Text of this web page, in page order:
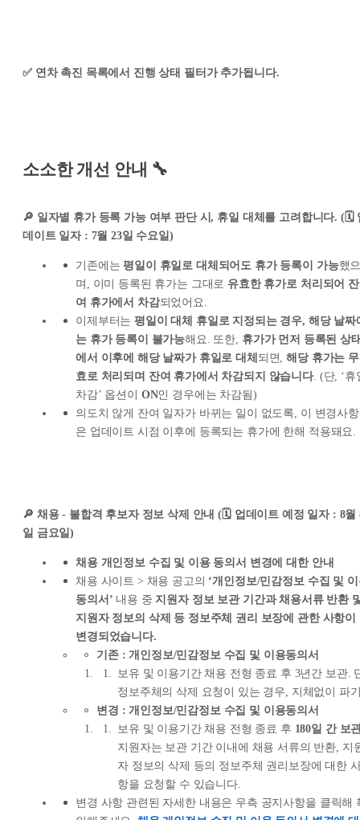
✅ 연차 촉진 목록에서 진행 상태 필터가 추가됩니다.
소소한 개선 안내 🔧
🔎 일자별 휴가 등록 가능 여부 판단 시, 휴일 대체를 고려합니다. (🗓️
데이트 일자 : 7월 23일 수요일)
기존에는평일이 휴일로 대체되어도 휴가 등록이 가능했
며, 이미 등록된 휴가는 그대로 유효한 휴가로 처리되어 잔
여 휴가에서 차감되었어요.
이제부터는평일이 대체 휴일로 지정되는 경우, 해당 날짜
는 휴가 등록이 불가능해요. 또한, 휴가가 먼저 등록된 상
에서 이후에 해당 날짜가 휴일로 대체 되면,해당 휴가는 무
효로 처리되며 잔여 휴가에서 차감되지 않습니다. (단, ‘휴
차감’ 옵션이 ON인 경우에는 차감됨)
의도치 않게 잔여 일자가 바뀌는 일이 없도록, 이 변경사항
은 업데이트 시점 이후에 등록되는 휴가에 한해 적용돼요.
🔎 채용 - 불합격 후보자 정보 삭제 안내 (🗓️ 업데이트 예정 일자 : 8월
일 금요일)
채용 개인정보 수집 및 이용 동의서 변경에 대한 안내
채용 사이트 > 채용 공고의 ‘개인정보/민감정보 수집 및
동의서’ 내용 중 지원자 정보 보관 기간과 채용서류 반환
지원자 정보의 삭제 등 정보주체 권리 보장에 관한 사항이
변경되었습니다.
기존 : 개인정보/민감정보 수집 및 이용동의서
보유 및 이용기간 채용 전형 종료 후 3년간 보관.
정보주체의 삭제 요청이 있는 경우, 지체없이 파
변경 : 개인정보/민감정보 수집 및 이용동의서
보유 및 이용기간 채용 전형 종료 후 180일 간 보
지원자는 보관 기간 이내에 채용 서류의 반환, 지
자 정보의 삭제 등의 정보주체 권리보장에 대한
항을 요청할 수 있습니다.
변경 사항 관련된 자세한 내용은 우측 공지사항을 클릭해